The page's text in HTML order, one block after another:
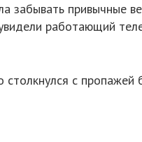
забывать привычные
работающий
с пропажей